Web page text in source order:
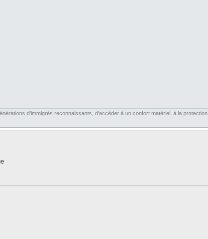
d'immigrés reconnaissants, d'accéder à un confort matériel, à la